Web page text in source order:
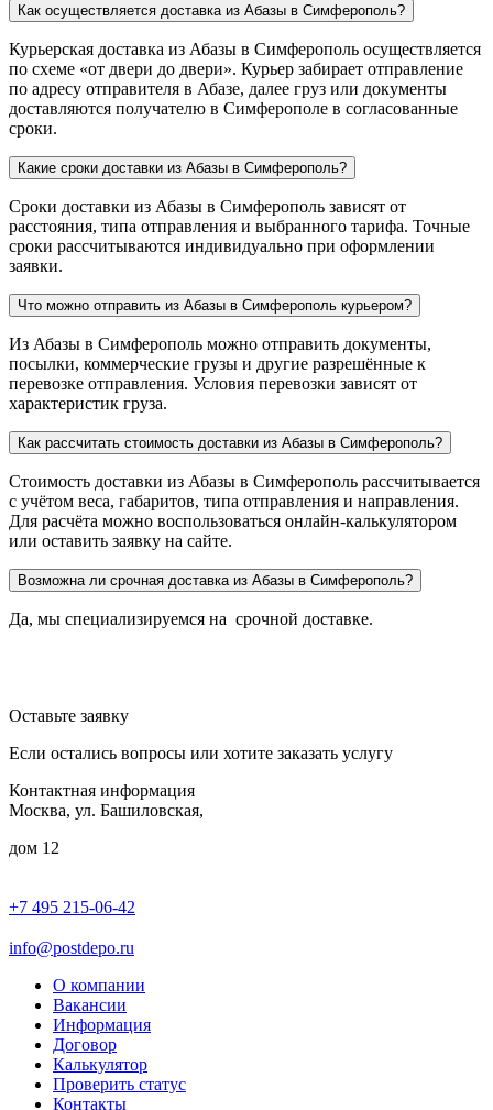
Как осуществляется доставка из Абазы в Симферополь?
Курьерская доставка из Абазы в Симферополь осуществляется
по схеме «от двери до двери». Курьер забирает отправление
по адресу отправителя в Абазе, далее груз или документы
доставляются получателю в Симферополе в согласованные
сроки.
Какие сроки доставки из Абазы в Симферополь?
Сроки доставки из Абазы в Симферополь зависят от
расстояния, типа отправления и выбранного тарифа. Точные
сроки рассчитываются индивидуально при оформлении
заявки.
Что можно отправить из Абазы в Симферополь курьером?
Из Абазы в Симферополь можно отправить документы,
посылки, коммерческие грузы и другие разрешённые к
перевозке отправления. Условия перевозки зависят от
характеристик груза.
Как рассчитать стоимость доставки из Абазы в Симферополь?
Стоимость доставки из Абазы в Симферополь рассчитывается
с учётом веса, габаритов, типа отправления и направления.
Для расчёта можно воспользоваться онлайн-калькулятором
или оставить заявку на сайте.
Возможна ли срочная доставка из Абазы в Симферополь?
Да, мы специализируемся на срочной доставке.
Оставьте заявку
Если остались вопросы или хотите заказать услугу
Контактная информация
Москва, ул. Башиловская,
дом 12
+7 495 215-06-42
info@postdepo.ru
О компании
Вакансии
Информация
Договор
Калькулятор
Проверить статус
Контакты